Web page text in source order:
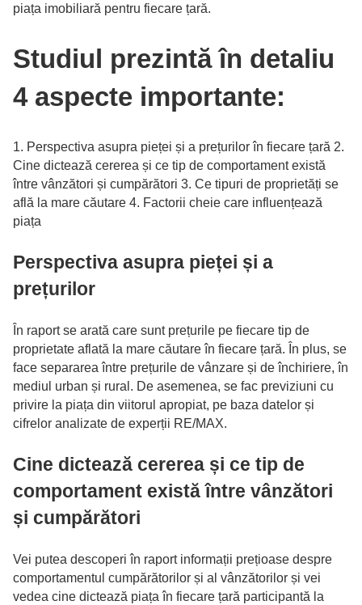
piața imobiliară pentru fiecare țară.
Studiul prezintă în detaliu
4 aspecte importante:
1. Perspectiva asupra pieței și a prețurilor în fiecare țară 2.
Cine dictează cererea și ce tip de comportament există
între vânzători și cumpărători 3. Ce tipuri de proprietăți se
află la mare căutare 4. Factorii cheie care influențează
piața
Perspectiva asupra pieței și a
prețurilor
În raport se arată care sunt prețurile pe fiecare tip de
proprietate aflată la mare căutare în fiecare țară. În plus, se
face separarea între prețurile de vânzare și de închiriere, în
mediul urban și rural. De asemenea, se fac previziuni cu
privire la piața din viitorul apropiat, pe baza datelor și
cifrelor analizate de experții RE/MAX.
Cine dictează cererea și ce tip de
comportament există între vânzători
și cumpărători
Vei putea descoperi în raport informații prețioase despre
comportamentul cumpărătorilor și al vânzătorilor și vei
vedea cine dictează piața în fiecare țară participantă la